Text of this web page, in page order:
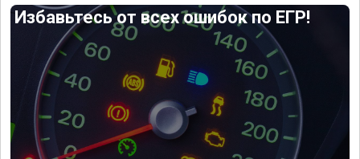
Избавьтесь от всех ошибок по ЕГР!